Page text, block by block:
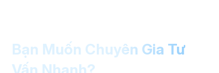
Bạn Muốn Chuyên Gia Tư